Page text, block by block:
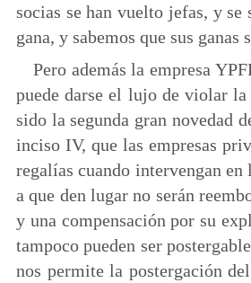
socias se han vuelto jefas, y
gana, y sabemos que sus
Pero además la empresa
puede darse el lujo de violar
sido la segunda gran novedad
inciso IV, que las empresas
regalías cuando intervengan
a que den lugar no serán
y una compensación por su
tampoco pueden ser
nos permite la postergación